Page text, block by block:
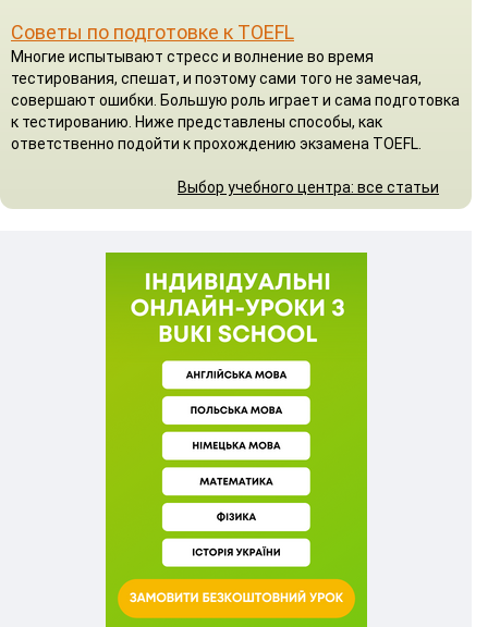
Советы по подготовке к TOEFL
Многие испытывают стресс и волнение во время
тестирования, спешат, и поэтому сами того не замечая,
совершают ошибки. Большую роль играет и сама подготовка
к тестированию. Ниже представлены способы, как
ответственно подойти к прохождению экзамена TOEFL.
Выбор учебного центра: все статьи